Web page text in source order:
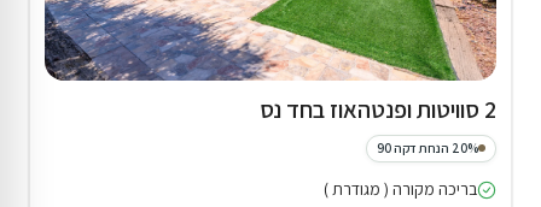
2 סוויטות ופנטהאוז בחד נס
20% הנחת דקה 90
בריכה מקורה ( מגודרת )